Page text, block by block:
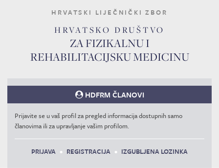
HRVATSKI LIJEČNIČKI ZBOR
HRVATSKO DRUŠTVO
ZA FIZIKALNU I
REHABILITACIJSKU MEDICINU
HDFRM ČLANOVI
Prijavite se u vaš profil za pregled informacija dostupnih samo
članovima ili za upravljanje vašim profilom.
PRIJAVA • REGISTRACIJA • IZGUBLJENA LOZINKA